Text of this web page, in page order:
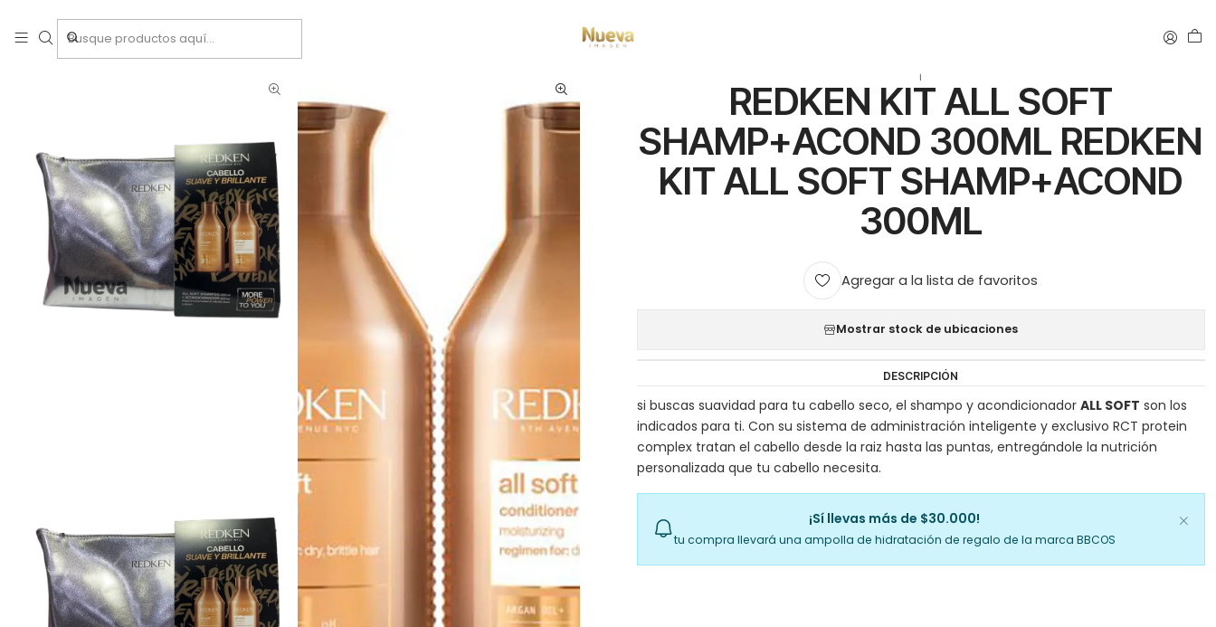
Inicio Tratamientos capilares
|
REDKEN KIT ALL SOFT
SHAMP+ACOND 300ML REDKEN
KIT ALL SOFT SHAMP+ACOND
300ML
Agregar a la lista de favoritos
Mostrar stock de ubicaciones
DESCRIPCIÓN
si buscas suavidad para tu cabello seco, el shampo y acondicionador ALL SOFT son los
indicados para ti. Con su sistema de administración inteligente y exclusivo RCT protein
complex tratan el cabello desde la raiz hasta las puntas, entregándole la nutrición
personalizada que tu cabello necesita.
¡Sí llevas más de $30.000!
tu compra llevará una ampolla de hidratación de regalo de la marca BBCOS